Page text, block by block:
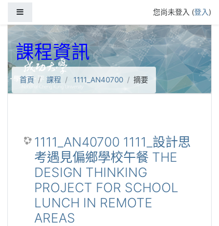
您尚未登入 (登入)
課程資訊
首頁 課程 1111_AN40700 摘要
1111_AN40700 1111_設計思
考遇見偏鄉學校午餐 THE
DESIGN THINKING
PROJECT FOR SCHOOL
LUNCH IN REMOTE
AREAS